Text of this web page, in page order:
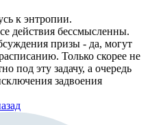
к энтропии.
действия бессмысленны.
призы - да, могут
Только скорее не
под эту задачу, а очередь
задвоения